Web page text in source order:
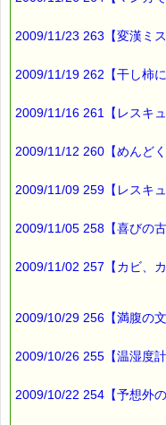
干し柿って
枝を「Ｔ」の字に
残しておく必要があるん
ほとんどでした。
と考えていたら、
「ホチキスでとめられ
と夫が言うので
やってみたら・・・・
2009/11/23 263【変漢ミス
2009/11/19 262【干し柿に
2009/11/16 261【レスキ
2009/11/12 260【めんどく
2009/11/09 259【レスキ
2009/11/05 258【喜びの古
2009/11/02 257【カビ、カ
2009/10/29 256【満腹の文
2009/10/26 255【温湿度計
2009/10/22 254【予想外の